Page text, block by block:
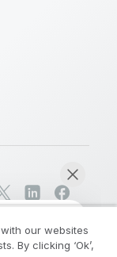
our websites
By clicking ‘Ok’,